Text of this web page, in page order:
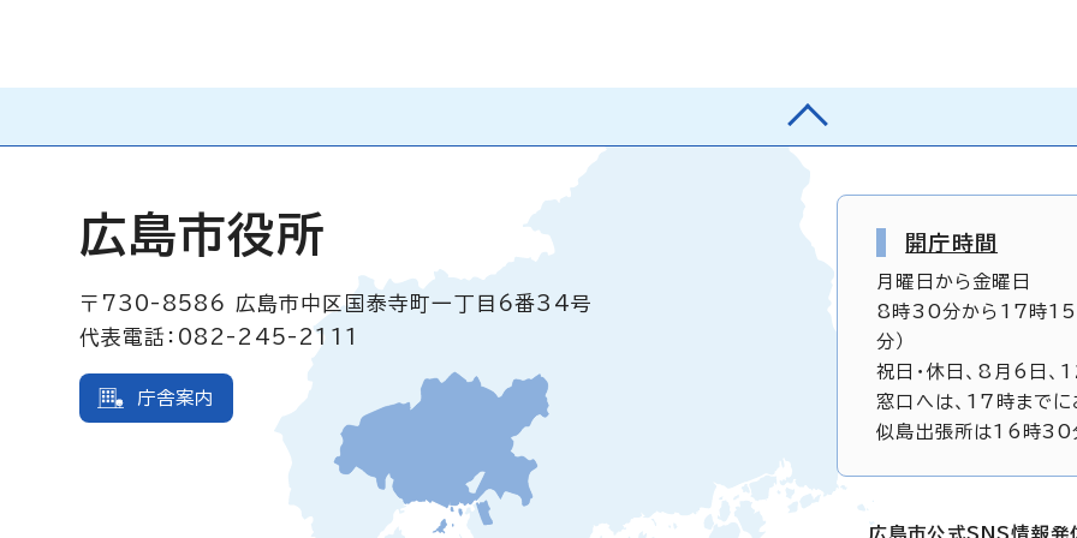
広島市役所
〒730-8586
広島市中区国泰寺町一丁目6番34号
代表電話：082-245-2111
庁舎案内
開庁時間
月曜日から金曜日
8時30分から17時15
分）
祝日・休日、8月6日
窓口へは、17時までに
似島出張所は16時30
広島市公式SNS情報発